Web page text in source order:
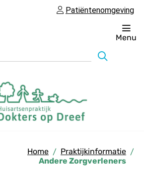
Patiëntenomgeving
Menu
Home
Praktijkinformatie
Andere Zorgverleners